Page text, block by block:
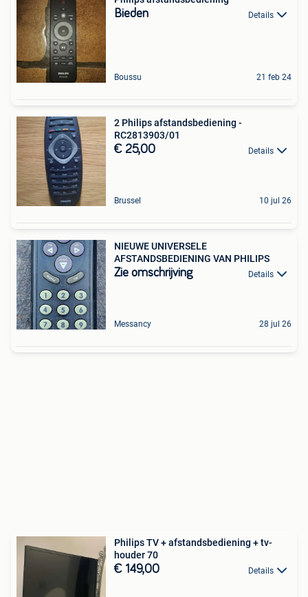
Bieden Details
Boussu 21 feb 24
2 Philips afstandsbediening -
RC2813903/01
€ 25,00 Details
Brussel 10 jul 26
NIEUWE UNIVERSELE
AFSTANDSBEDIENING VAN PHILIPS
Zie omschrijving Details
Messancy 28 jul 26
Philips TV + afstandsbediening + tv-
houder 70
€ 149,00 Details